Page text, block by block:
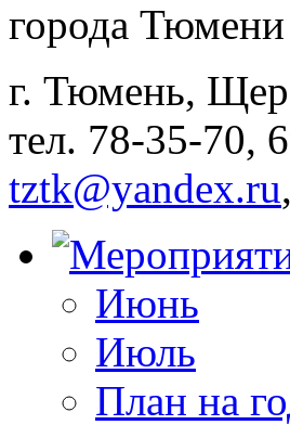
города Тюмени
г. Тюмень,
тел. 78-35-70,
tztk@yandex.ru,
Июнь
Июль
План на